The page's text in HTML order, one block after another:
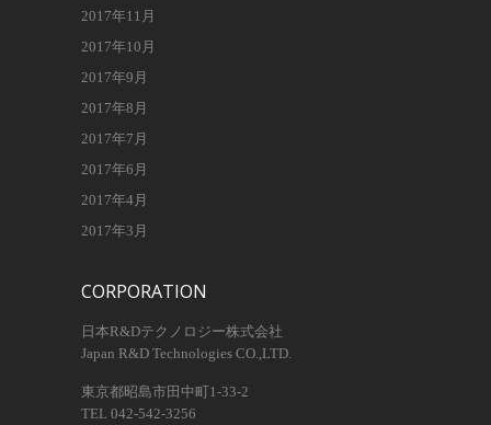
2017年11月
2017年10月
2017年9月
2017年8月
2017年7月
2017年6月
2017年4月
2017年3月
CORPORATION
日本R&Dテクノロジー株式会社
Japan R&D Technologies CO.,LTD.
東京都昭島市田中町1-33-2
TEL 042-542-3256